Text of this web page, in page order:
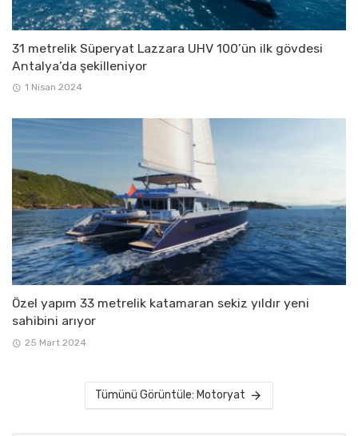
31 metrelik Süperyat Lazzara UHV 100’ün ilk gövdesi
Antalya’da şekilleniyor
1 Nisan 2024
Özel yapım 33 metrelik katamaran sekiz yıldır yeni
sahibini arıyor
25 Mart 2024
Tümünü Görüntüle: Motoryat